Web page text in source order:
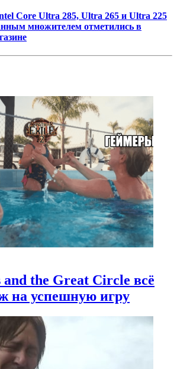
Core Ultra 285, Ultra 265 и Ultra 225
множителем отметились в
and the Great Circle всё
на успешную игру